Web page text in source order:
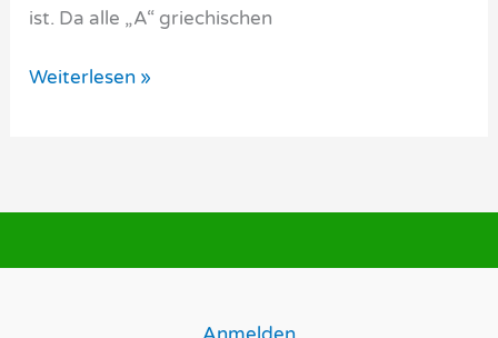
ist. Da alle „A“ griechischen
Ettore
Weiterlesen »